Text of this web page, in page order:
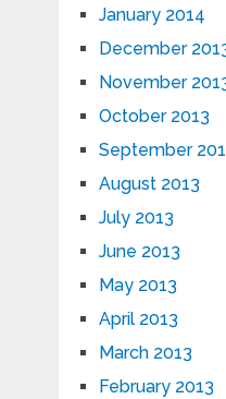
January 2014
December
November
October 2013
September
August 2013
July 2013
June 2013
May 2013
April 2013
March 2013
February 2013